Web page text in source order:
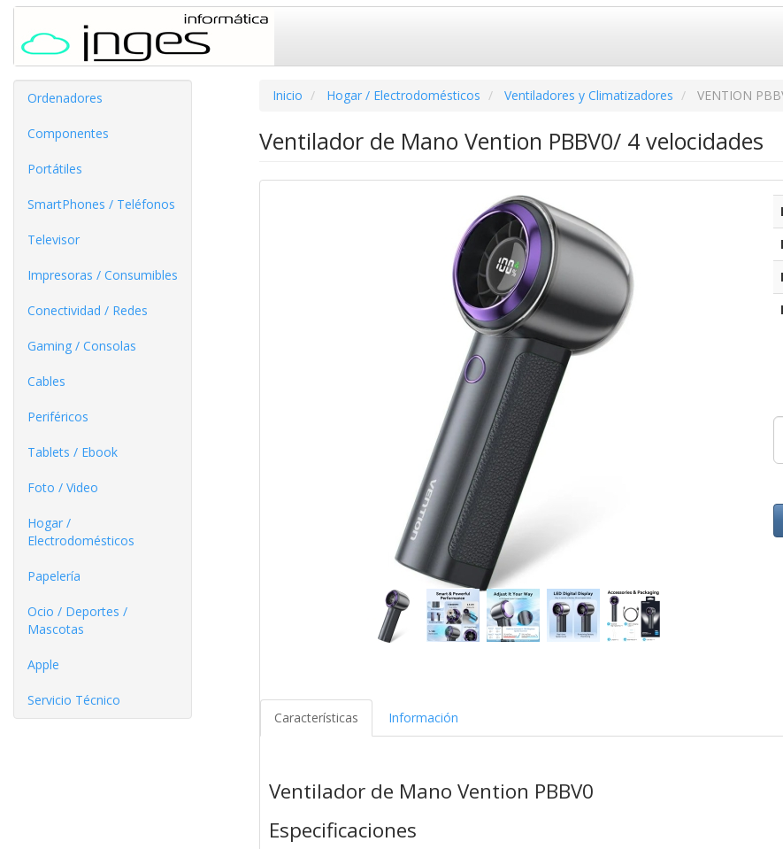
Ordenadores
Componentes
Portátiles
SmartPhones / Teléfonos
Televisor
Impresoras / Consumibles
Conectividad / Redes
Gaming / Consolas
Cables
Periféricos
Tablets / Ebook
Foto / Video
Hogar /
Electrodomésticos
Papelería
Ocio / Deportes /
Mascotas
Apple
Servicio Técnico
Inicio Hogar / Electrodomésticos Ventiladores y Climatizadores VENTION
Ventilador de Mano Vention PBBV0/ 4 velocidades
Características Información
Ventilador de Mano Vention PBBV0
Especificaciones